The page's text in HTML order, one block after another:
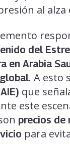
al alza
del
en Arabia
. A esto
que
este
precios de
para